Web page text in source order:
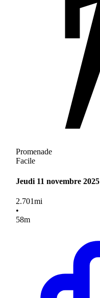
Promenade
Facile
Jeudi 11 novembre 2025
2.701mi
•
58m